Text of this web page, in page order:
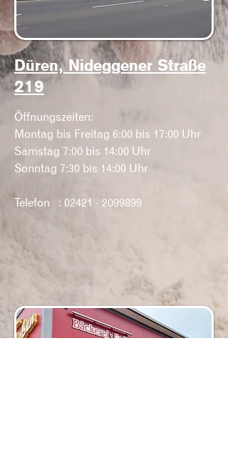
Düren, Nideggener Straße
219
Öffnungszeiten:
Montag bis Freitag 6:00 bis 17:00 Uhr
Samstag 7:00 bis 14:00 Uhr
Sonntag 7:30 bis 14:00 Uhr
Telefon : 02421 - 2099899